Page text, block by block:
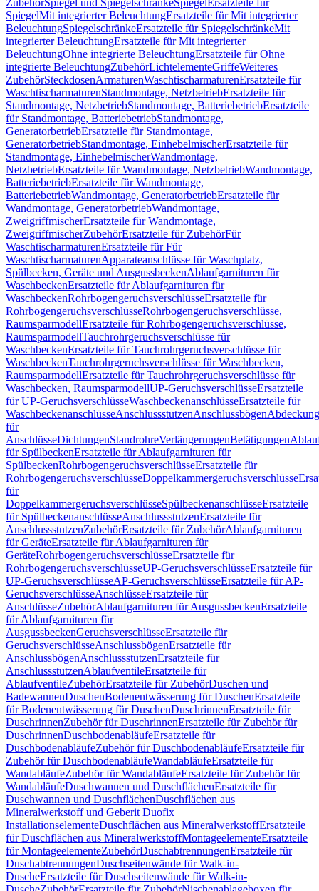
ZubehörSpiegel und SpiegelschränkeSpiegel Ersatzteile für
SpiegelMit integrierter BeleuchtungErsatzteile für Mit integrierter
BeleuchtungSpiegelschränkeErsatzteile für SpiegelschränkeMit
integrierter BeleuchtungErsatzteile für Mit integrierter
BeleuchtungOhne integrierte BeleuchtungErsatzteile für Ohne
integrierte BeleuchtungZubehörLichtelementeGriffeWeiteres
ZubehörSteckdosenArmaturenWaschtischarmaturenErsatzteile für
WaschtischarmaturenStandmontage, NetzbetriebErsatzteile für
Standmontage, NetzbetriebStandmontage, BatteriebetriebErsatzteile
für Standmontage, BatteriebetriebStandmontage,
GeneratorbetriebErsatzteile für Standmontage,
GeneratorbetriebStandmontage, EinhebelmischerErsatzteile für
Standmontage, EinhebelmischerWandmontage,
NetzbetriebErsatzteile für Wandmontage, NetzbetriebWandmontage,
BatteriebetriebErsatzteile für Wandmontage,
BatteriebetriebWandmontage, GeneratorbetriebErsatzteile für
Wandmontage, GeneratorbetriebWandmontage,
ZweigriffmischerErsatzteile für Wandmontage,
ZweigriffmischerZubehörErsatzteile für ZubehörFür
WaschtischarmaturenErsatzteile für Für
WaschtischarmaturenApparateanschlüsse für Waschplatz,
Spülbecken, Geräte und AusgussbeckenAblaufgarnituren für
WaschbeckenErsatzteile für Ablaufgarnituren für
WaschbeckenRohrbogengeruchsverschlüsseErsatzteile für
RohrbogengeruchsverschlüsseRohrbogengeruchsverschlüsse,
RaumsparmodellErsatzteile für Rohrbogengeruchsverschlüsse,
RaumsparmodellTauchrohrgeruchsverschlüsse für
WaschbeckenErsatzteile für Tauchrohrgeruchsverschlüsse für
WaschbeckenTauchrohrgeruchsverschlüsse für Waschbecken,
RaumsparmodellErsatzteile für Tauchrohrgeruchsverschlüsse für
Waschbecken, RaumsparmodellUP-GeruchsverschlüsseErsatzteile
für UP-GeruchsverschlüsseWaschbeckenanschlüsseErsatzteile für
WaschbeckenanschlüsseAnschlussstutzenAnschlussbögen
für
AnschlüsseDichtungenStandrohreVerlängerungenBetätigungen
für SpülbeckenErsatzteile für Ablaufgarnituren für
SpülbeckenRohrbogengeruchsverschlüsseErsatzteile für
RohrbogengeruchsverschlüsseDoppelkammergeruchsverschlüsse
für
DoppelkammergeruchsverschlüsseSpülbeckenanschlüsseErsatzteile
für SpülbeckenanschlüsseAnschlussstutzenErsatzteile für
AnschlussstutzenZubehörErsatzteile für ZubehörAblaufgarnituren
für GeräteErsatzteile für Ablaufgarnituren für
GeräteRohrbogengeruchsverschlüsseErsatzteile für
RohrbogengeruchsverschlüsseUP-GeruchsverschlüsseErsatzteile für
UP-GeruchsverschlüsseAP-GeruchsverschlüsseErsatzteile für AP-
GeruchsverschlüsseAnschlüsseErsatzteile für
AnschlüsseZubehörAblaufgarnituren für AusgussbeckenErsatzteile
für Ablaufgarnituren für
AusgussbeckenGeruchsverschlüsseErsatzteile für
GeruchsverschlüsseAnschlussbögenErsatzteile für
AnschlussbögenAnschlussstutzenErsatzteile für
AnschlussstutzenAblaufventileErsatzteile für
AblaufventileZubehörErsatzteile für ZubehörDuschen und
BadewannenDuschenBodenentwässerung für DuschenErsatzteile
für Bodenentwässerung für DuschenDuschrinnenErsatzteile für
DuschrinnenZubehör für DuschrinnenErsatzteile für Zubehör für
DuschrinnenDuschbodenabläufeErsatzteile für
DuschbodenabläufeZubehör für DuschbodenabläufeErsatzteile für
Zubehör für DuschbodenabläufeWandabläufeErsatzteile für
WandabläufeZubehör für WandabläufeErsatzteile für Zubehör für
WandabläufeDuschwannen und DuschflächenErsatzteile für
Duschwannen und DuschflächenDuschflächen aus
Mineralwerkstoff und Geberit Duofix
InstallationselementeDuschflächen aus MineralwerkstoffErsatzteile
für Duschflächen aus MineralwerkstoffMontageelementeErsatzteile
für MontageelementeZubehörDuschabtrennungenErsatzteile für
DuschabtrennungenDuschseitenwände für Walk-in-
DuscheErsatzteile für Duschseitenwände für Walk-in-